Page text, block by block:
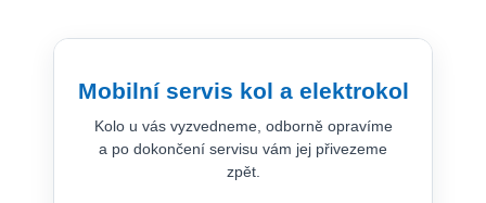
Mobilní servis kol a elektrokol
Kolo u vás vyzvedneme, odborně opravíme
a po dokončení servisu vám jej přivezeme
zpět.